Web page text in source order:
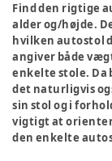
Find den rigtige
alder og/højde.
hvilken autostol
angiver både
enkelte stole. Da
det naturligvis
sin stol og i
vigtigt at
den enkelte